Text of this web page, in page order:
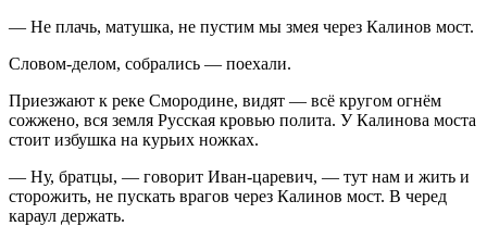
— Не плачь, матушка, не пустим мы змея через Калинов мост.
Словом-делом, собрались — поехали.
Приезжают к реке Смородине, видят — всё кругом огнём
сожжено, вся земля Русская кровью полита. У Калинова моста
стоит избушка на курьих ножках.
— Ну, братцы, — говорит Иван-царевич, — тут нам и жить и
сторожить, не пускать врагов через Калинов мост. В черед
караул держать.